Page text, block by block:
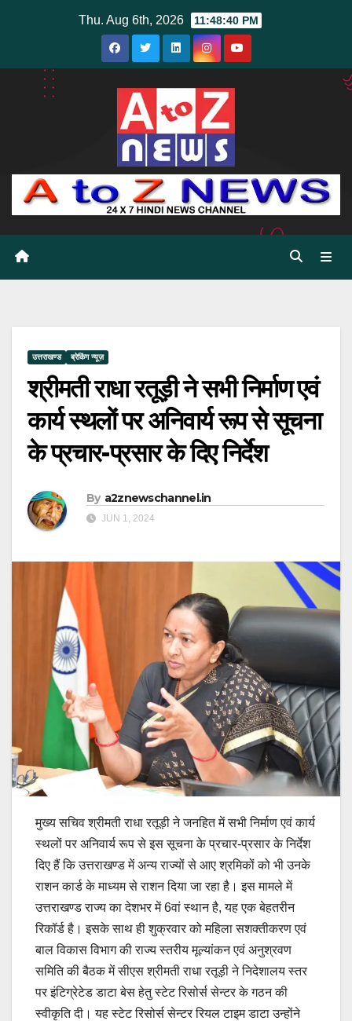
Thu. Aug 6th, 2026 11:48:41 PM
उत्तराखण्ड ब्रेकिंग न्यूज़
श्रीमती राधा रतूड़ी ने सभी निर्माण एवं
कार्य स्थलों पर अनिवार्य रूप से सूचना
के प्रचार-प्रसार के दिए निर्देश
By a2znewschannel.in
JUN 1, 2024
मुख्य सचिव श्रीमती राधा रतूड़ी ने जनहित में सभी निर्माण एवं कार्य
स्थलों पर अनिवार्य रूप से इस सूचना के प्रचार-प्रसार के निर्देश
दिए हैं कि उत्तराखण्ड में अन्य राज्यों से आए श्रमिकों को भी उनके
राशन कार्ड के माध्यम से राशन दिया जा रहा है। इस मामले में
उत्तराखण्ड राज्य का देशभर में 6वां स्थान है, यह एक बेहतरीन
रिकॉर्ड है। इसके साथ ही शुक्रवार को महिला सशक्तीकरण एवं
बाल विकास विभाग की राज्य स्तरीय मूल्यांकन एवं अनुश्रवण
समिति की बैठक में सीएस श्रीमती राधा रतूड़ी ने निदेशालय स्तर
पर इंटिग्रेटेड डाटा बेस हेतु स्टेट रिसोर्स सेन्टर के गठन की
स्वीकृति दी। यह स्टेट रिसोर्स सेन्टर रियल टाइम डाटा उन्होंने